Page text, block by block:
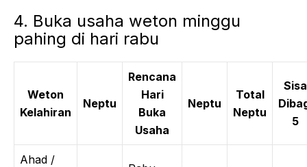
4. Buka usaha weton minggu
pahing di hari rabu
Weton
Kelahiran
Neptu
Rencana
Hari
Buka
Usaha
Neptu
Total
Neptu
Sisa
5
Ahad /